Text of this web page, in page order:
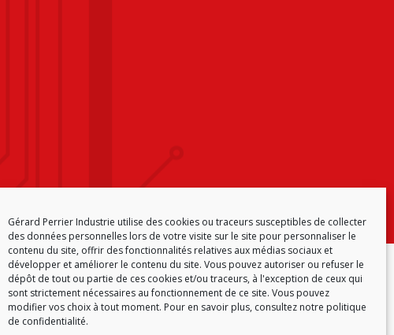
Gérard Perrier Industrie utilise des cookies ou traceurs susceptibles de collecter
des données personnelles lors de votre visite sur le site pour personnaliser le
contenu du site, offrir des fonctionnalités relatives aux médias sociaux et
développer et améliorer le contenu du site. Vous pouvez autoriser ou refuser le
dépôt de tout ou partie de ces cookies et/ou traceurs, à l'exception de ceux qui
sont strictement nécessaires au fonctionnement de ce site. Vous pouvez
modifier vos choix à tout moment. Pour en savoir plus, consultez notre politique
de confidentialité.
& CONFORMITÉ POLITIQUE DE COOKIES (EU)